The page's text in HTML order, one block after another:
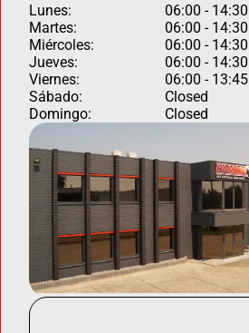
Lunes:
06:00 - 14:30
Martes:
06:00 - 14:30
Miércoles:
06:00 - 14:30
Jueves:
06:00 - 14:30
Viernes:
06:00 - 13:45
Sábado:
Closed
Domingo:
Closed